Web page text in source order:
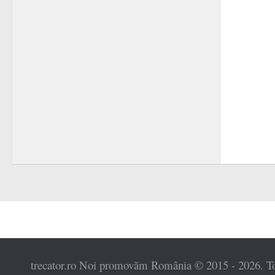
trecator.ro Noi promovăm România © 2015 - 2026.